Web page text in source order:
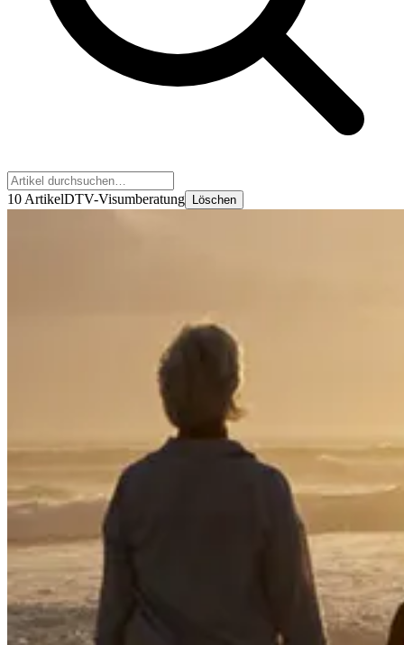
10 ArtikelDTV-Visumberatung Löschen